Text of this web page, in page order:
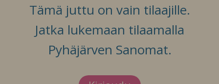
Tämä juttu on vain tilaajille.
Jatka lukemaan tilaamalla
Pyhäjärven Sanomat.